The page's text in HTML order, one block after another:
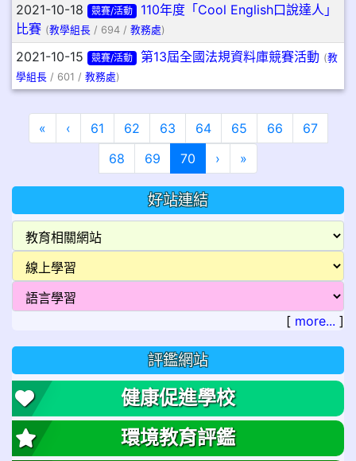
2021-10-18 競賽/活動
110年度「Cool English口說達人」
比賽 (教學組長 / 694 / 教務處)
2021-10-15 競賽/活動 第13屆全國法規資料庫競賽活動 (教
學組長 / 601 / 教務處)
« 第一頁
‹上一頁
61 62 63 64 65 66
67
68
69 70(目前頁次)
›下一頁
»最後頁
好站連結
[ more... ]
評鑑網站
健康促進學校
環境教育評鑑